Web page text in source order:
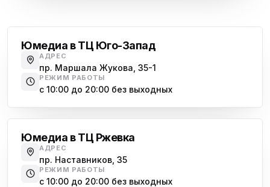
Юмедиа на Наставников
пр. Наставников 35
ю
Юмедиа в ТК Юго-Запад
пр. Маршала Жукова, 35-1
Юмедиа на Космонавтов
Юмедиа в ТЦ Юго-Запад
АДРЕС
пр. Маршала Жукова, 35-1
РЕЖИМ РАБОТЫ
с 10:00 до 20:00 без выходных
Юмедиа в ТЦ Ржевка
АДРЕС
пр. Наставников, 35
РЕЖИМ РАБОТЫ
с 10:00 до 20:00 без выходных